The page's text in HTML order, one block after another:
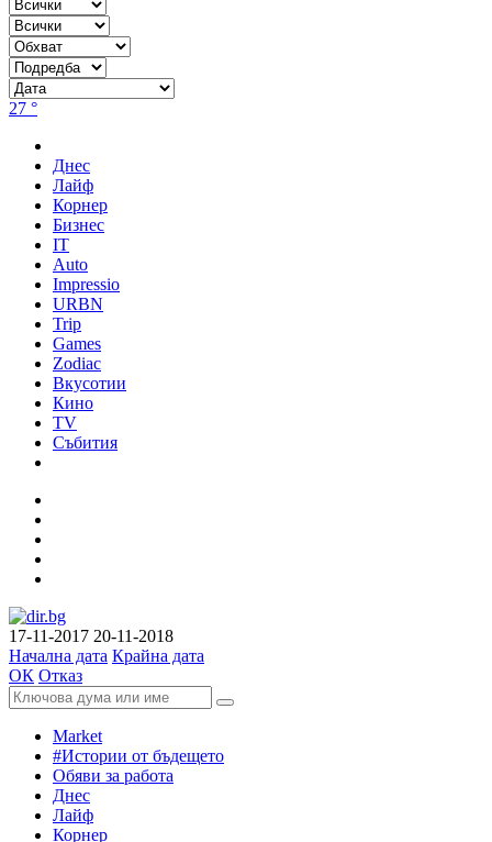
27 °
Днес
Лайф
Корнер
Бизнес
IT
Auto
Impressio
URBN
Trip
Games
Zodiac
Вкусотии
Кино
TV
Събития
17-11-2017 20-11-2018
Начална дата Крайна дата
ОК Отказ
Market
#Истории от бъдещето
Обяви за работа
Днес
Лайф
Корнер